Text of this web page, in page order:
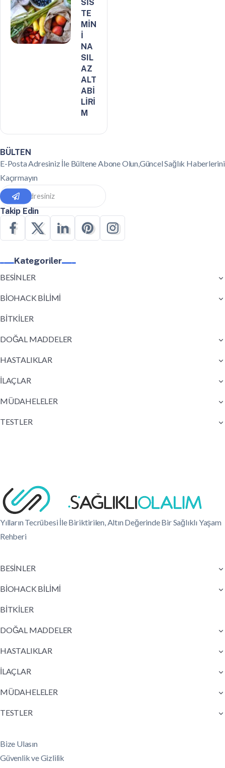
SİS
TE
MİN
İ
NA
SIL
AZ
ALT
ABİ
LİRİ
M
BÜLTEN
E-Posta Adresiniz İle Bültene Abone Olun,Güncel Sağlık Haberlerini
Kaçırmayın
Takip Edin
Kategoriler
BESİNLER
BİOHACK BİLİMİ
BİTKİLER
DOĞAL MADDELER
HASTALIKLAR
İLAÇLAR
MÜDAHELELER
TESTLER
Yılların Tecrübesi İle Biriktirilen, Altın Değerinde Bir Sağlıklı Yaşam
Rehberi
BESİNLER
BİOHACK BİLİMİ
BİTKİLER
DOĞAL MADDELER
HASTALIKLAR
İLAÇLAR
MÜDAHELELER
TESTLER
Bize Ulasın
Güvenlik ve Gizlilik